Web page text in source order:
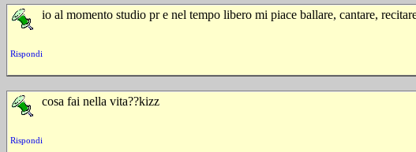
io al momento studio pr e nel tempo libero mi piace ballare, cantare,
Rispondi
cosa fai nella vita??kizz
Rispondi